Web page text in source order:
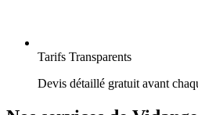
Tarifs Transparents
Devis détaillé gratuit avant